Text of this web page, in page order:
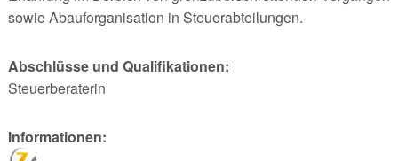
sowie Abauforganisation in Steuerabteilungen.
Abschlüsse und Qualifikationen:
Steuerberaterin
Informationen: